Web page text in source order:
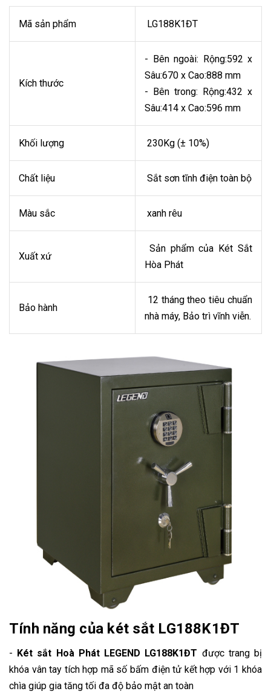
Mã sản phẩm LG188K1ĐT
Kích thước
- Bên ngoài: Rộng:592 x
Sâu:670 x Cao:888 mm
- Bên trong: Rộng:432 x
Sâu:414 x Cao:596 mm
Khối lượng 230Kg (± 10%)
Chất liệu Sắt sơn tĩnh điện toàn bộ
Màu sắc xanh rêu
Xuất xứ
Sản phẩm của Két Sắt
Hòa Phát
Bảo hành
12 tháng theo tiêu chuẩn
nhà máy, Bảo trì vĩnh viễn.
Tính năng của két sắt LG188K1ĐT
- Két sắt Hoà Phát LEGEND LG188K1ĐT được trang bị
khóa vân tay tích hợp mã số bấm điện tử kết hợp với 1 khóa
chìa giúp gia tăng tối đa độ bảo mật an toàn